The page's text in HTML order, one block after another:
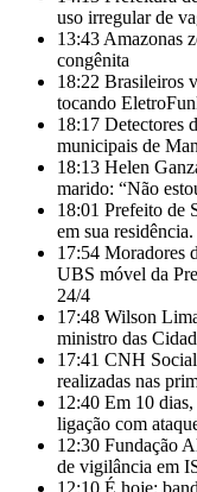
uso irregular de
13:43 Amazonas
congênita
18:22 Brasileiros
tocando
18:17 Detectores
municipais de
18:13 Helen
marido: “Não
18:01 Prefeito de
em sua residência.
17:54 Moradores
UBS móvel da
24/4
17:48 Wilson
ministro das
17:41 CNH
realizadas nas
12:40 Em 10 dias,
ligação com
12:30 Fundação
de vigilância em
12:10 É hoje: